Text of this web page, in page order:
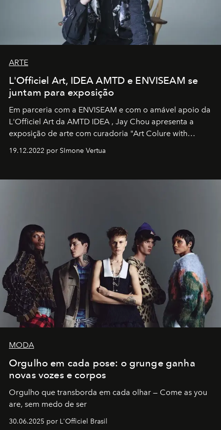
ARTE
L'Officiel Art, IDEA AMTD e ENVISEAM se
juntam para exposição
Em parceria com a ENVISEAM e com o amável apoio da
L'Officiel Art da AMTD IDEA , Jay Chou apresenta a
exposição de arte com curadoria "Art Colure with
19.12.2022 por SImone Vertua
MODA
Orgulho em cada pose: o grunge ganha
novas vozes e corpos
Orgulho que transborda em cada olhar — Come as you
are, sem medo de ser
30.06.2025 por L'Officiel Brasil